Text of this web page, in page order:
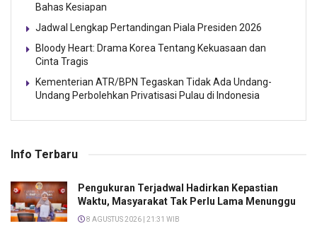
Bahas Kesiapan
Jadwal Lengkap Pertandingan Piala Presiden 2026
Bloody Heart: Drama Korea Tentang Kekuasaan dan
Cinta Tragis
Kementerian ATR/BPN Tegaskan Tidak Ada Undang-
Undang Perbolehkan Privatisasi Pulau di Indonesia
Info Terbaru
Pengukuran Terjadwal Hadirkan Kepastian
Waktu, Masyarakat Tak Perlu Lama Menunggu
8 AGUSTUS 2026 | 21:31 WIB